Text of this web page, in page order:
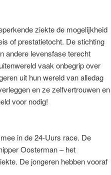
ziekte de mogelijkheid
of prestatietocht. De stichting
andere levensfase terecht
vaak onbegrip over
uit hun wereld van alledag
en ze zelfvertrouwen en
voor nodig!
in de 24-Uurs race. De
Oosterman – het
De jongeren hebben vooraf